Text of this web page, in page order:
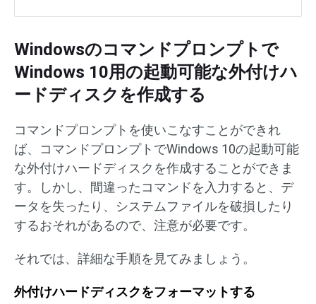
Windowsのコマンドプロンプトで
Windows 10用の起動可能な外付けハ
ードディスクを作成する
コマンドプロンプトを使いこなすことができれ
ば、コマンドプロンプトでWindows 10の起動可能
な外付けハードディスクを作成することができま
す。しかし、間違ったコマンドを入力すると、デ
ータを失ったり、システムファイルを破損したり
するおそれがあるので、注意が必要です。
それでは、詳細な手順を見てみましょう。
外付けハードディスクをフォーマットする